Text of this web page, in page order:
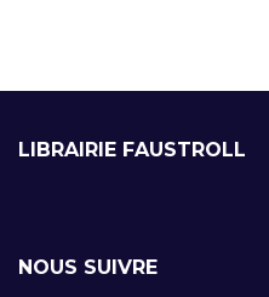
LIBRAIRIE FAUSTROLL
NOUS SUIVRE